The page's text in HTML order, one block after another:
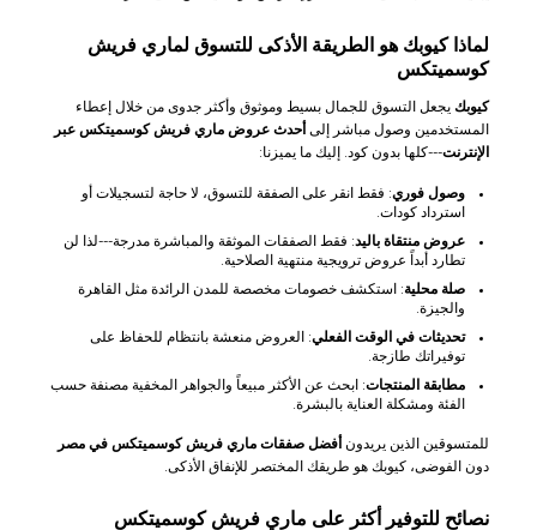
لماذا كيوبك هو الطريقة الأذكى للتسوق لماري فريش
كوسميتكس
كيوبك يجعل التسوق للجمال بسيط وموثوق وأكثر جدوى من خلال إعطاء
المستخدمين وصول مباشر إلى أحدث عروض ماري فريش كوسميتكس عبر
الإنترنت---كلها بدون كود. إليك ما يميزنا:
وصول فوري: فقط انقر على الصفقة للتسوق، لا حاجة لتسجيلات أو
استرداد كودات.
عروض منتقاة باليد: فقط الصفقات الموثقة والمباشرة مدرجة---لذا لن
تطارد أبداً عروض ترويجية منتهية الصلاحية.
صلة محلية: استكشف خصومات مخصصة للمدن الرائدة مثل القاهرة
والجيزة.
تحديثات في الوقت الفعلي: العروض منعشة بانتظام للحفاظ على
توفيراتك طازجة.
مطابقة المنتجات: ابحث عن الأكثر مبيعاً والجواهر المخفية مصنفة حسب
الفئة ومشكلة العناية بالبشرة.
للمتسوقين الذين يريدون أفضل صفقات ماري فريش كوسميتكس في مصر
دون الفوضى، كيوبك هو طريقك المختصر للإنفاق الأذكى.
نصائح للتوفير أكثر على ماري فريش كوسميتكس